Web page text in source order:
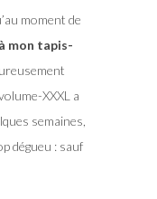
moment de
mon tapis-
XXXL a
semaines,
dégueu : sauf